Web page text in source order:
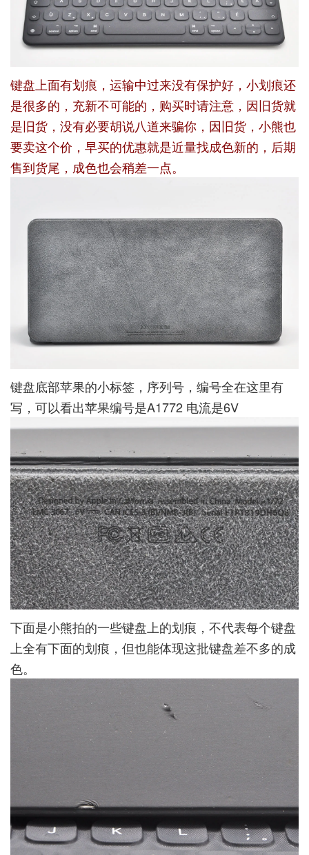
键盘上面有划痕，运输中过来没有保护好，小划痕还
是很多的，充新不可能的，购买时请注意，因旧货就
是旧货，没有必要胡说八道来骗你，因旧货，小熊也
要卖这个价，早买的优惠就是近量找成色新的，后期
售到货尾，成色也会稍差一点。
键盘底部苹果的小标签，序列号，编号全在这里有
写，可以看出苹果编号是A1772 电流是6V
下面是小熊拍的一些键盘上的划痕，不代表每个键盘
上全有下面的划痕，但也能体现这批键盘差不多的成
色。